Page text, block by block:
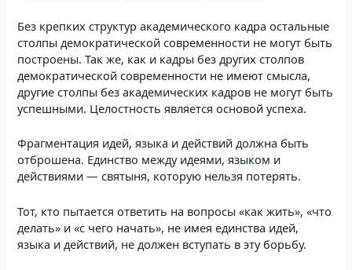
Без крепких структур академического кадра остальные
столпы демократической современности не могут быть
построены. Так же, как и кадры без других столпов
демократической современности не имеют смысла,
другие столпы без академических кадров не могут быть
успешными. Целостность является основой успеха.
Фрагментация идей, языка и действий должна быть
отброшена. Единство между идеями, языком и
действиями — святыня, которую нельзя потерять.
Тот, кто пытается ответить на вопросы «как жить», «что
делать» и «с чего начать», не имея единства идей,
языка и действий, не должен вступать в эту борьбу.